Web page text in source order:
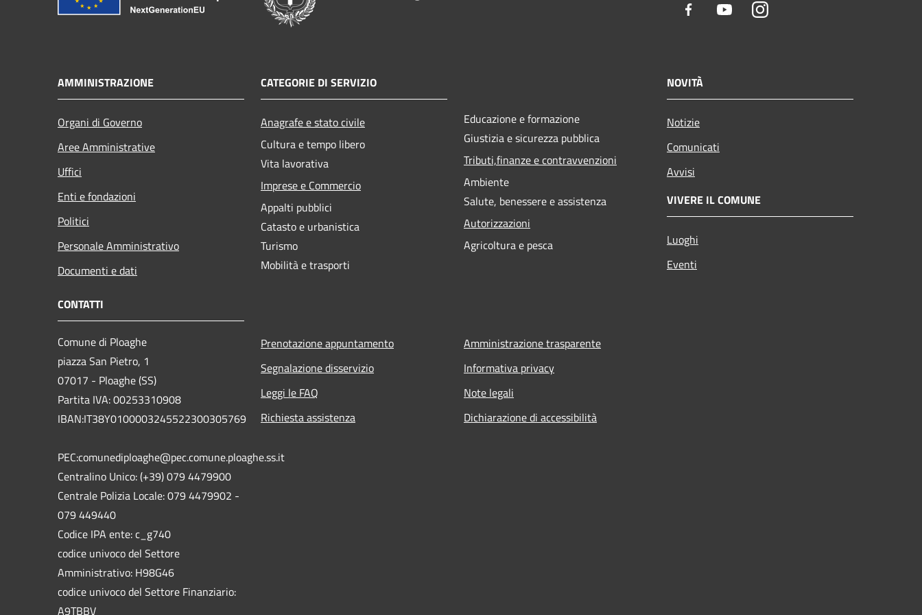
Facebook YoutubeInstagram
AMMINISTRAZIONE
Organi di Governo
Aree Amministrative
Uffici
Enti e fondazioni
Politici
Personale Amministrativo
Documenti e dati
CATEGORIE DI SERVIZIO
Anagrafe e stato civile
Cultura e tempo libero
Vita lavorativa
Imprese e Commercio
Appalti pubblici
Catasto e urbanistica
Turismo
Mobilità e trasporti
Educazione e formazione
Giustizia e sicurezza pubblica
Tributi,finanze e contravvenzioni
Ambiente
Salute, benessere e assistenza
Autorizzazioni
Agricoltura e pesca
NOVITÀ
Notizie
Comunicati
Avvisi
VIVERE IL COMUNE
Luoghi
Eventi
CONTATTI
Comune di Ploaghe
piazza San Pietro, 1
07017 - Ploaghe (SS)
Partita IVA: 00253310908
IBAN:IT38Y0100003245522300305769
PEC:comunediploaghe@pec.comune.ploaghe.ss.it
Centralino Unico: (+39) 079 4479900
Centrale Polizia Locale: 079 4479902 -
079 449440
Codice IPA ente: c_g740
codice univoco del Settore
Amministrativo: H98G46
codice univoco del Settore Finanziario:
A9TBBV
Prenotazione appuntamento
Segnalazione disservizio
Leggi le FAQ
Richiesta assistenza
Amministrazione trasparente
Informativa privacy
Note legali
Dichiarazione di accessibilità